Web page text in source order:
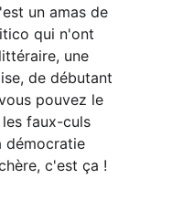
un amas de
qui n'ont
une
de débutant
pouvez le
faux-culs
démocratie
c'est ça !